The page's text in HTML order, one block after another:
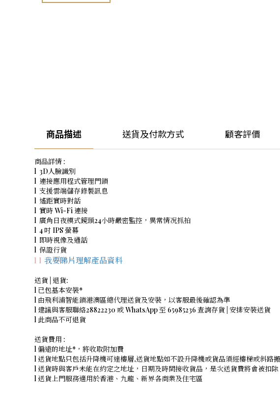
商品描述 送貨及付款方式 顧客評價
商品詳情 :
l 3D人臉識別
l 連接應用程式管理門鎖
l 支援雲端儲存錄製訊息
l 遙距實時對話
l 實時 Wi-Fi 連接
l 廣角日夜模式鏡頭24小時嚴密監控，異常情况抓拍
l 4 吋 IPS 螢幕
l 即時視像及通話
l 保證行貨
l l 我要睇片理解產品資料
送貨 | 退貨:
l 已包基本安裝*
l 由飛利浦智能鎖港澳區總代理送貨及安裝，以客服最後確認為準
l 建議與客服聯絡28822230 或 WhatsApp 至 65985236 查詢存貨 | 安排安裝送貨
l 此商品不可退貨
送貨費用 :
l 偏遠的地址*，將收取附加費
l 送貨地點只包括升降機可達樓層,送貨地點如不設升降機或貨品須經樓梯或斜路
l 送貨時與客戶未能在約定之地址，日期及時間接收貨品，是次送貨費將會被扣
l 送貨上門服務適用於香港、九龍、新界各商業及住宅區